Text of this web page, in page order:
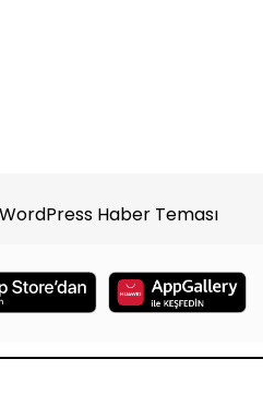
WordPress Haber Teması